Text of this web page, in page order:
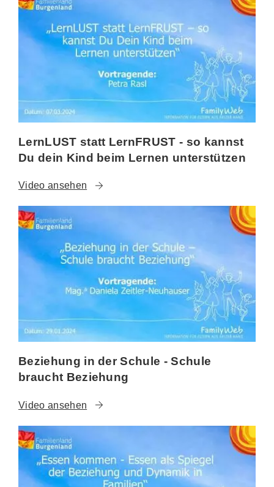
LernLUST statt LernFRUST - so kannst
Du dein Kind beim Lernen unterstützen
Video ansehen
Beziehung in der Schule - Schule
braucht Beziehung
Video ansehen